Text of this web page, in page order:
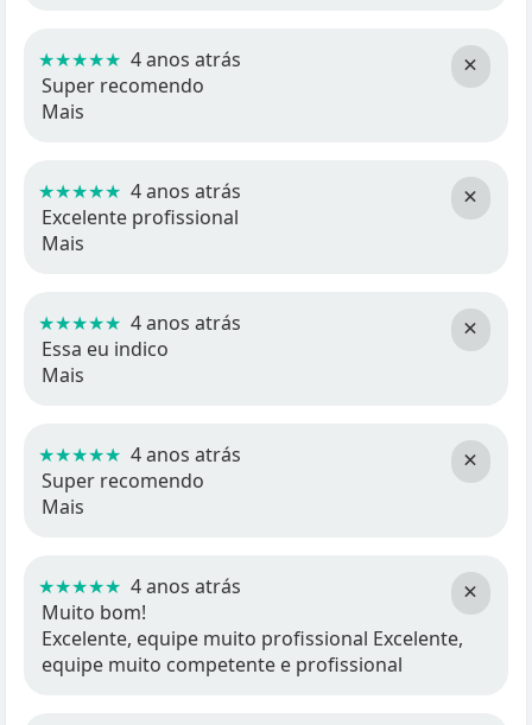
×
★★★★★ 4 anos atrás
Super recomendo
Mais
×
★★★★★ 4 anos atrás
Excelente profissional
Mais
×
★★★★★ 4 anos atrás
Essa eu indico
Mais
×
★★★★★ 4 anos atrás
Super recomendo
Mais
×
★★★★★ 4 anos atrás
Muito bom!
Excelente, equipe muito profissional Excelente,
equipe muito competente e profissional